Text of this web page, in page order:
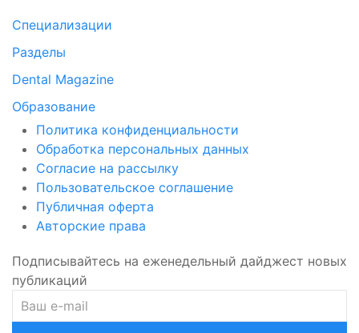
Специализации
Разделы
Dental Magazine
Образование
Политика конфиденциальности
Обработка персональных данных
Согласие на рассылку
Пользовательское соглашение
Публичная оферта
Авторские права
Подписывайтесь на еженедельный дайджест новых
публикаций